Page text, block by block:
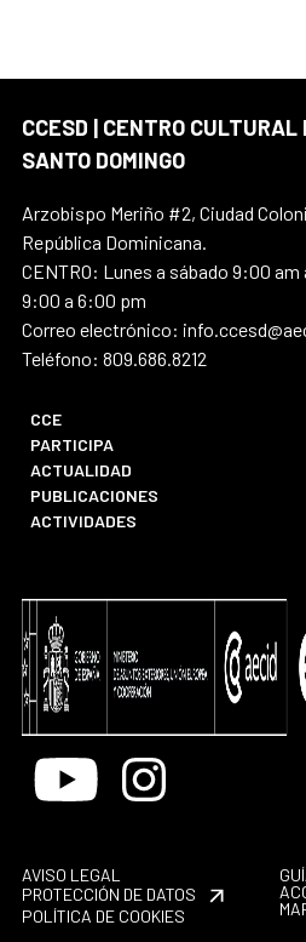
CCESD | CENTRO CULTURAL
SANTO DOMINGO
Arzobispo Meriño #2, Ciudad
República Dominicana.
CENTRO: Lunes a sábado 9:00
9:00 a 6:00 pm
Correo electrónico:
Teléfono: 809.686.8212
CCE
PARTICIPA
ACTUALIDAD
PUBLICACIONES
ACTIVIDADES
Youtube Instagram
AVISO LEGAL
PROTECCIÓN DE DATOS
POLÍTICA DE COOKIES